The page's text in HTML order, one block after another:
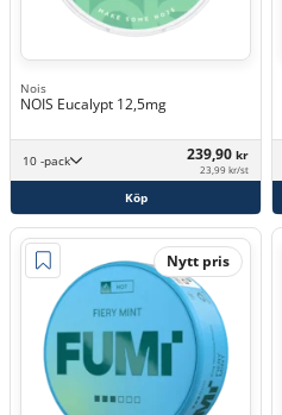
Nois
NOIS Eucalypt 12,5mg
10 -pack 239,90 kr
23,99 kr/st
Köp
Nytt pris